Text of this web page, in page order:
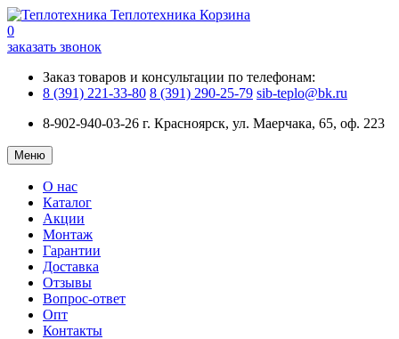
Теплотехника Корзина
0
заказать звонок
Заказ товаров и консультации по телефонам:
8 (391) 221-33-80 8 (391) 290-25-79 sib-teplo@bk.ru
8-902-940-03-26 г. Красноярск, ул. Маерчака, 65, оф. 223
Меню
О нас
Каталог
Акции
Монтаж
Гарантии
Доставка
Отзывы
Вопрос-ответ
Опт
Контакты